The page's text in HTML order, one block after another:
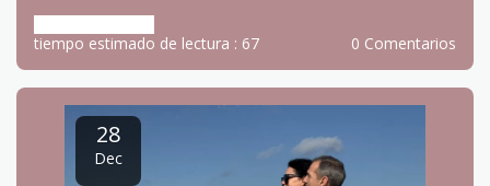
tiempo estimado de lectura : 67
0 Comentarios
28
Dec